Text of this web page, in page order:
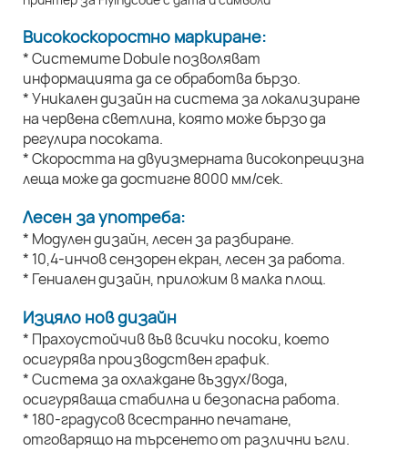
Високоскоростно маркиране:
* Системите Dobule позволяват
информацията да се обработва бързо.
* Уникален дизайн на система за локализиране
на червена светлина, която може бързо да
регулира посоката.
* Скоростта на двуизмерната високопрецизна
леща може да достигне 8000 мм/сек.
Лесен за употреба:
* Модулен дизайн, лесен за разбиране.
* 10,4-инчов сензорен екран, лесен за работа.
* Гениален дизайн, приложим в малка площ.
Изцяло нов дизайн
* Прахоустойчив във всички посоки, което
осигурява производствен график.
* Система за охлаждане въздух/вода,
осигуряваща стабилна и безопасна работа.
* 180-градусов всестранно печатане,
отговарящо на търсенето от различни ъгли.